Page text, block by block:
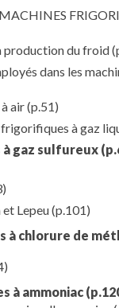
production du froid
dans les
air(p.51)
à gaz
à gaz sulfureux
Lepeu(p.101)
à chlorure de
à ammoniac